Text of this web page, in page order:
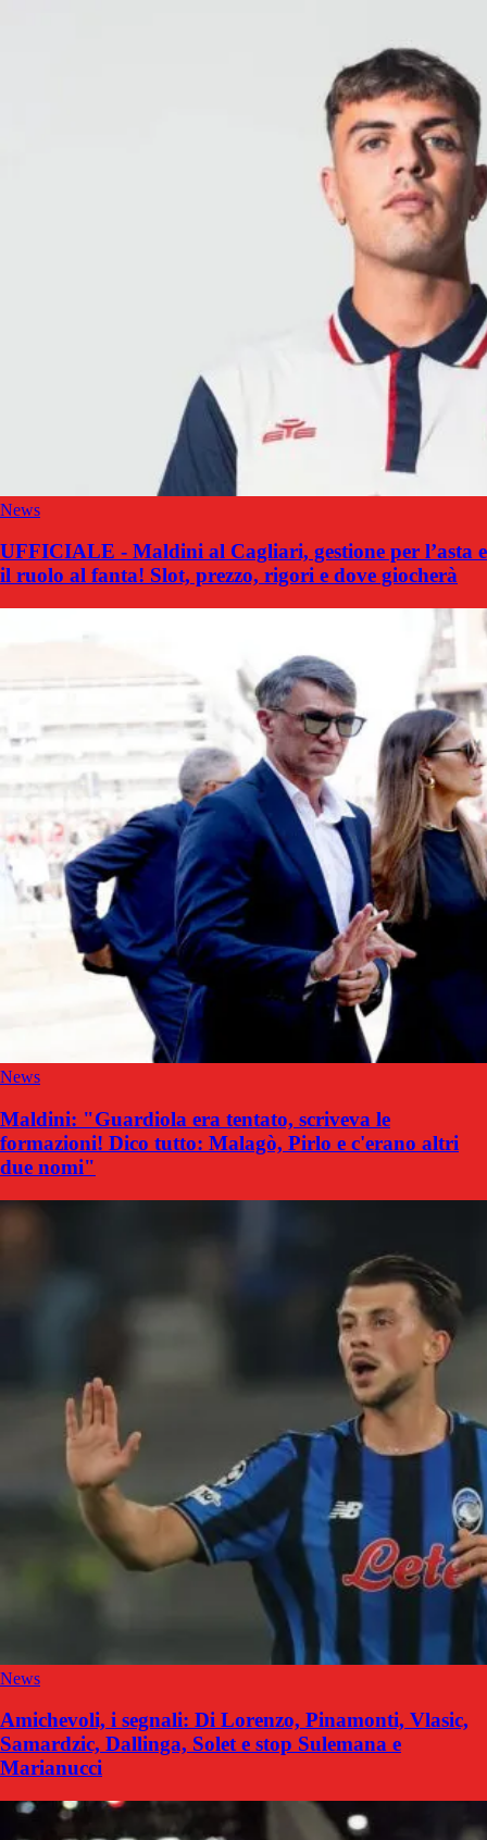
News
UFFICIALE - Maldini al Cagliari, gestione per l’asta e
il ruolo al fanta! Slot, prezzo, rigori e dove giocherà
News
Maldini: "Guardiola era tentato, scriveva le
formazioni! Dico tutto: Malagò, Pirlo e c'erano altri
due nomi"
News
Amichevoli, i segnali: Di Lorenzo, Pinamonti, Vlasic,
Samardzic, Dallinga, Solet e stop Sulemana e
Marianucci